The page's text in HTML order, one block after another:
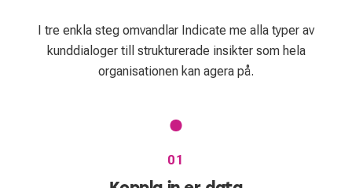
I tre enkla steg omvandlar Indicate me alla typer av
kunddialoger till strukturerade insikter som hela
organisationen kan agera på.
01